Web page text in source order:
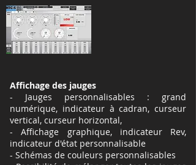
Affichage des jauges
- Jauges personnalisables : grand
numérique, indicateur à cadran, curseur
vertical, curseur horizontal,
- Affichage graphique, indicateur Rev,
indicateur d'état personnalisable
- Schémas de couleurs personnalisables